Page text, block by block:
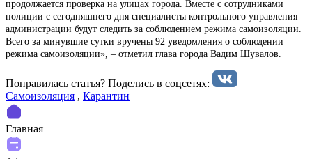
продолжается проверка на улицах города. Вместе с сотрудниками
полиции с сегодняшнего дня специалисты контрольного управления
администрации будут следить за соблюдением режима самоизоляции.
Всего за минувшие сутки вручены 92 уведомления о соблюдении
режима самоизоляции», – отметил глава города Вадим Шувалов.
Понравилась статья? Поделиcь в соцсетях:
Самоизоляция , Карантин
Главная